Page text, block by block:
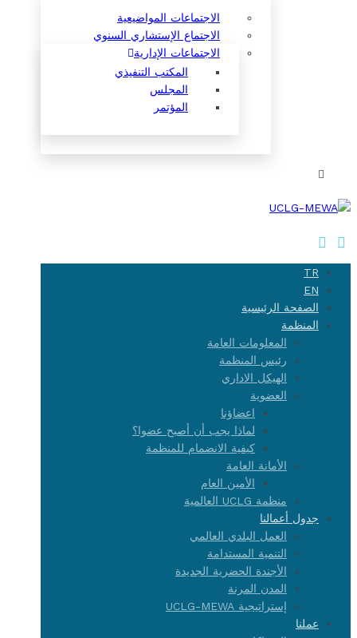
الاجتماعات المواضيعية
الاجتماع الإستشاري السنوي
الاجتماعات الإدارية
المكتب التنفيذي
المجلس
المؤتمر
TR
EN
الصفحة الرئيسية
المنظمة
المعلومات العامة
رئيس المنظمة
الهيكل الاداري
العضوية
اعضاؤنا
لماذا يجب أن أصبح عضوا؟
كيفية الانضمام للمنظمة
الأمانة العامة
الأمين العام
منظمة UCLG العالمية
جدول أعمالنا
العمل البلدي العالمي
التنمية المستدامة
الأجندة الحضرية الجديدة
المدن المرنة
إستراتيجية UCLG-MEWA
عملنا